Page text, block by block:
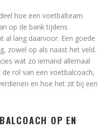
hoe een voetbalteam
op de bank tijdens
al lang daarvoor. Een goede
zowel op als naast het veld.
wat zo iemand allemaal
rol van een voetbalcoach,
en hoe het zit bij een
OP EN